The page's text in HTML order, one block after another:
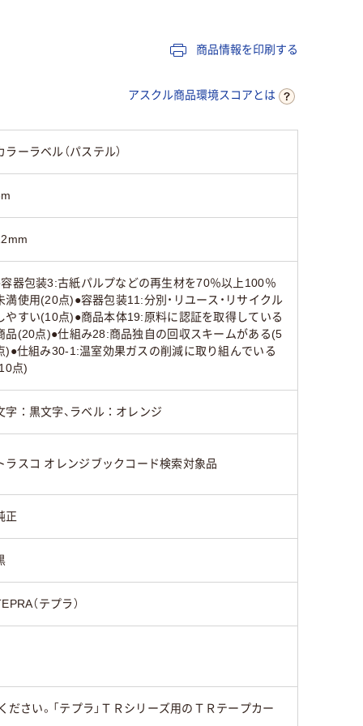
商品情報を印刷する
アスクル商品環境スコアとは
ラーラベル（パステル）
器包装3:古紙パルプなどの再生材を70％以上100％
満使用(20点)●容器包装11:分別・リユース・リサイクル
やすい(10点)●商品本体19:原料に認証を取得している
品(20点)●仕組み28:商品独自の回収スキームがある(5
)●仕組み30-1:温室効果ガスの削減に取り組んでいる
点)
字：黒文字、ラベル：オレンジ
ラスコ オレンジブックコード検索対象品
正
（テプラ）
ださい。「テプラ」ＴＲシリーズ用のＴＲテープカー